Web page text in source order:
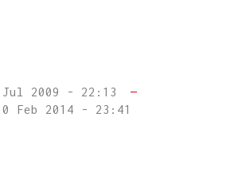
Jul 2009 - 22:13
—
Feb 2014 - 23:41